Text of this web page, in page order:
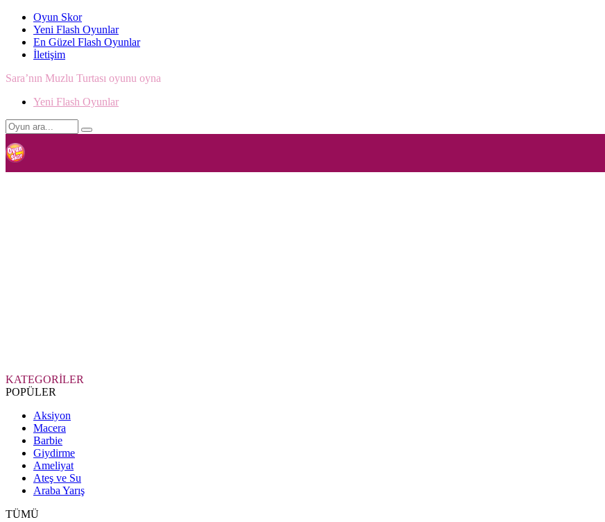
Oyun Skor
Yeni Flash Oyunlar
En Güzel Flash Oyunlar
İletişim
Sara’nın Muzlu Turtası oyunu oyna
Yeni Flash Oyunlar
KATEGORİLER
POPÜLER
Aksiyon
Macera
Barbie
Giydirme
Ameliyat
Ateş ve Su
Araba Yarış
TÜMÜ